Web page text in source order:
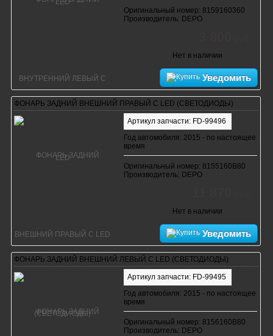
Оригинальный номер: 8159160360
Производитель: DEPO
Нет в наличии
Уведомить
ФОНАРЬ ЗАДНИЙ ВНЕШНИЙ ПРАВЫЙ С LED (СВЕТОДИОДЫ)
Артикул запчасти: FD-99496
Год автомобиля: 2015 - по настоящее
время
Оригинальный номер: 8155160B80
Производитель: DEPO
Нет в наличии
Уведомить
ФОНАРЬ ЗАДНИЙ ВНЕШНИЙ ЛЕВЫЙ С LED (СВЕТОДИОДЫ)
Артикул запчасти: FD-99495
Год автомобиля: 2015 - по настоящее
время
Оригинальный номер: 8156160B80
Производитель: DEPO